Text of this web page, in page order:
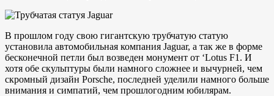
В прошлом году свою гигантскую трубчатую статую
установила автомобильная компания Jaguar, а так же в форме
бесконечной петли был возведен монумент от ‘Lotus F1. И
хотя обе скульптуры были намного сложнее и вычурней, чем
скромный дизайн Porsche, последней уделили намного больше
внимания и симпатий, чем прошлогодним юбилярам.